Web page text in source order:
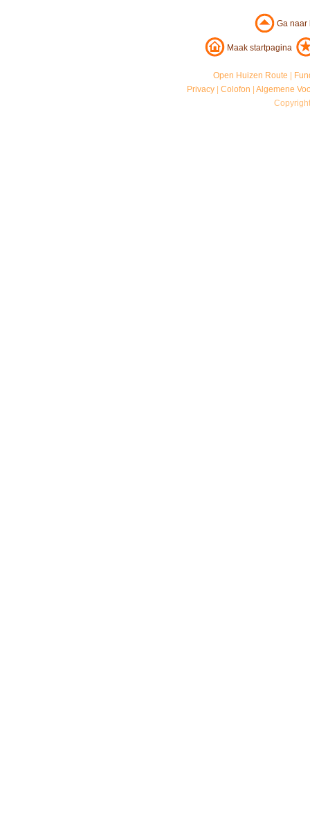
Ga
Maak startpagina
Open Huizen Route
Privacy |Colofon |Algemene